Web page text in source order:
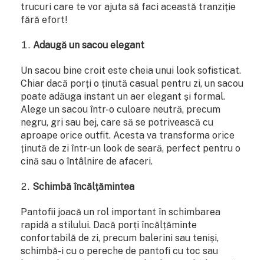
trucuri care te vor ajuta să faci această tranziție
fără efort!
Adaugă un sacou elegant
Un sacou bine croit este cheia unui look sofisticat.
Chiar dacă porți o ținută casual pentru zi, un sacou
poate adăuga instant un aer elegant și formal.
Alege un sacou într-o culoare neutră, precum
negru, gri sau bej, care să se potrivească cu
aproape orice outfit. Acesta va transforma orice
ținută de zi într-un look de seară, perfect pentru o
cină sau o întâlnire de afaceri.
Schimbă încălțămintea
Pantofii joacă un rol important în schimbarea
rapidă a stilului. Dacă porți încălțăminte
confortabilă de zi, precum balerini sau teniși,
schimbă-i cu o pereche de pantofi cu toc sau